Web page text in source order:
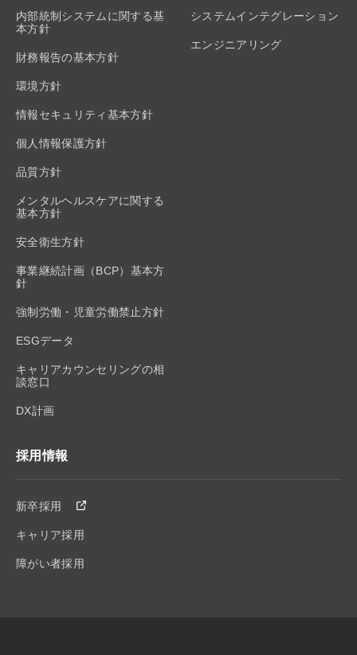
内部統制システムに関する基
本方針
財務報告の基本方針
環境方針
情報セキュリティ基本方針
個人情報保護方針
品質方針
メンタルヘルスケアに関する
基本方針
安全衛生方針
事業継続計画（BCP）基本方
針
強制労働・児童労働禁止方針
ESGデータ
キャリアカウンセリングの相
談窓口
DX計画
システムインテグレーション
エンジニアリング
採用情報
新卒採用
キャリア採用
障がい者採用